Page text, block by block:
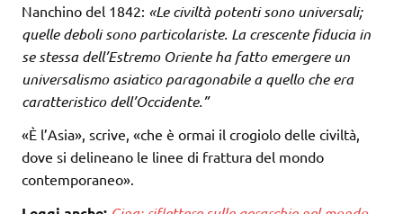
Nanchino del 1842: «Le civiltà potenti sono universali;
quelle deboli sono particolariste. La crescente fiducia in
se stessa dell’Estremo Oriente ha fatto emergere un
universalismo asiatico paragonabile a quello che era
caratteristico dell’Occidente.”
«È l’Asia», scrive, «che è ormai il crogiolo delle civiltà,
dove si delineano le linee di frattura del mondo
contemporaneo».